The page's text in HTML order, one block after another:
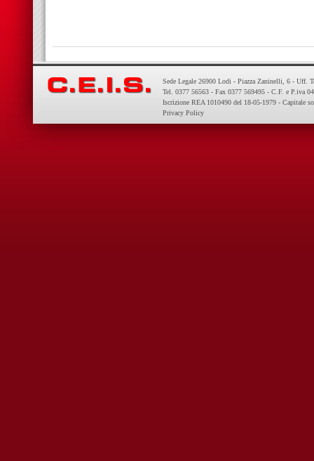
Sede Legale 26900 Lodi - Piazza Zaninelli, 6 - Uff.
Tel. 0377 56563 - Fax 0377 569495 - C.F. e P.iva
Iscrizione REA 1010490 del 18-05-1979 - Capitale
Privacy Policy